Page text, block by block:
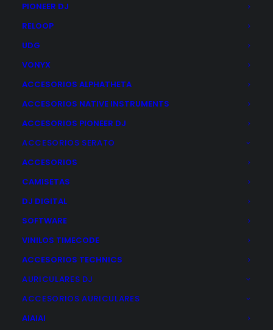
PIONEER DJ
RELOOP
UDG
VONYX
ACCESORIOS ALPHATHETA
ACCESORIOS NATIVE INSTRUMENTS
ACCESORIOS PIONEER DJ
ACCESORIOS SERATO
ACCESORIOS
CAMISETAS
DJ DIGITAL
SOFTWARE
VINILOS TIMECODE
ACCESORIOS TECHNICS
AURICULARES DJ
ACCESORIOS AURICULARES
AIAIAI
Atención al cliente
c/Calabria, 95 · Barcelona.
shop@plastic.es
Distribuidor oficial
Posibilidad de realizar pago con
Distribuidor oficial